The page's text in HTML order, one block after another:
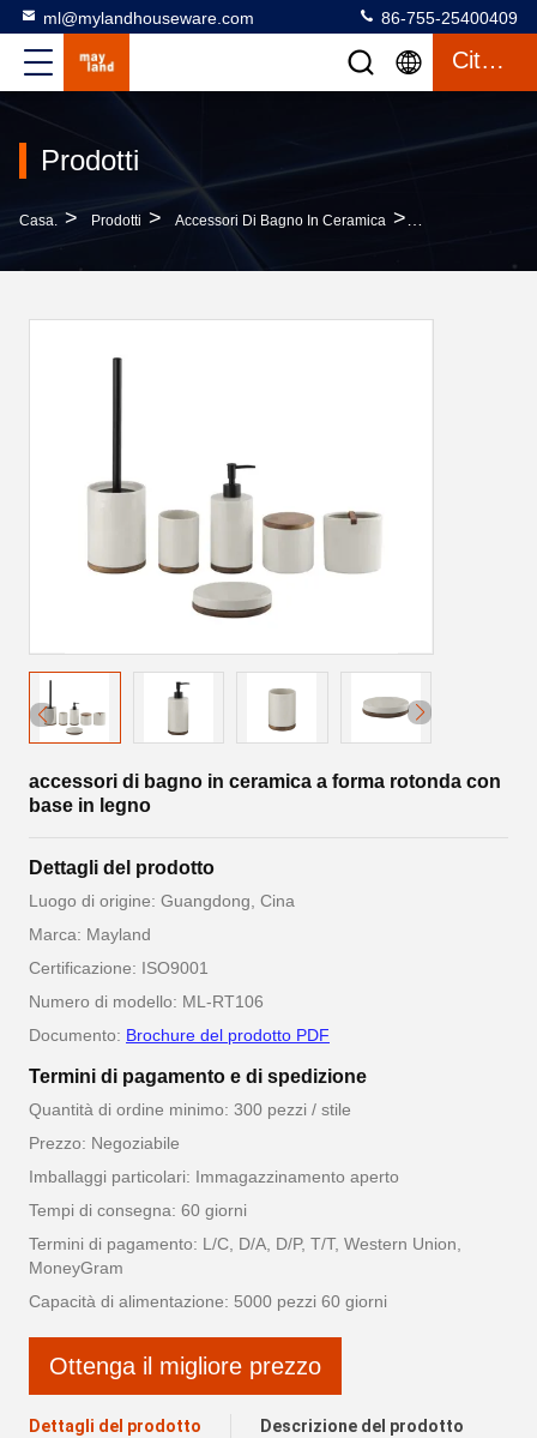
ml@mylandhouseware.com 86-755-25400409
Citazione
Prodotti
Casa. > Prodotti > Accessori Di Bagno In Ceramica >
accessori di bagno in ceramica a forma rotonda con
base in legno
Dettagli del prodotto
Luogo di origine: Guangdong, Cina
Marca: Mayland
Certificazione: ISO9001
Numero di modello: ML-RT106
Documento: Brochure del prodotto PDF
Termini di pagamento e di spedizione
Quantità di ordine minimo: 300 pezzi / stile
Prezzo: Negoziabile
Imballaggi particolari: Immagazzinamento aperto
Tempi di consegna: 60 giorni
Termini di pagamento: L/C, D/A, D/P, T/T, Western Union,
MoneyGram
Capacità di alimentazione: 5000 pezzi 60 giorni
Ottenga il migliore prezzo
Dettagli del prodotto Descrizione del prodotto